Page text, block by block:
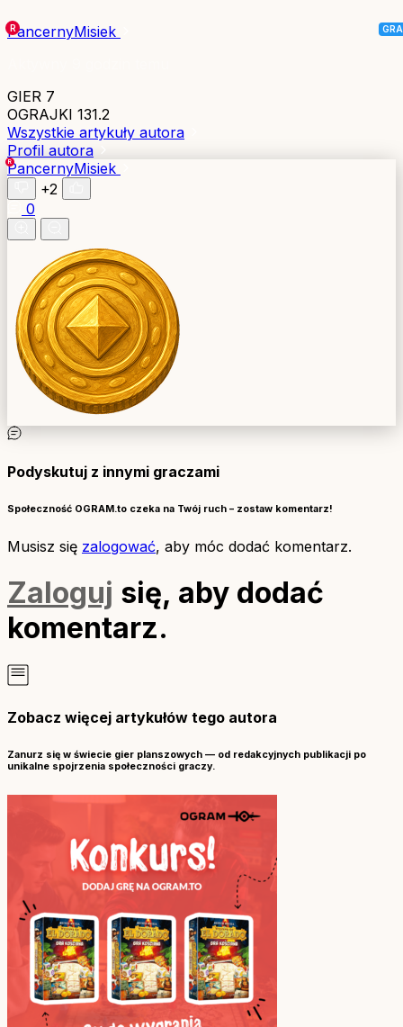
PancernyMisiek
GIER 7
OGRAJKI 131.2
Wszystkie artykuły autora
Profil autora
PancernyMisiek
+2
0
Podyskutuj z innymi graczami
Społeczność OGRAM.to czeka na Twój ruch – zostaw komentarz!
Musisz się zalogować, aby móc dodać komentarz.
Zaloguj się, aby dodać
komentarz.
Zobacz więcej artykułów tego autora
Zanurz się w świecie gier planszowych — od redakcyjnych publikacji po
unikalne spojrzenia społeczności graczy.